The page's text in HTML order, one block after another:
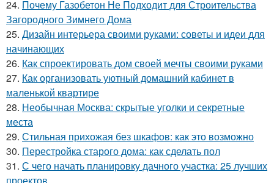
24. Почему Газобетон Не Подходит для Строительства
Загородного Зимнего Дома
25. Дизайн интерьера своими руками: советы и идеи для
начинающих
26. Как спроектировать дом своей мечты своими руками
27. Как организовать уютный домашний кабинет в
маленькой квартире
28. Необычная Москва: скрытые уголки и секретные
места
29. Стильная прихожая без шкафов: как это возможно
30. Перестройка старого дома: как сделать пол
31. С чего начать планировку дачного участка: 25 лучших
проектов